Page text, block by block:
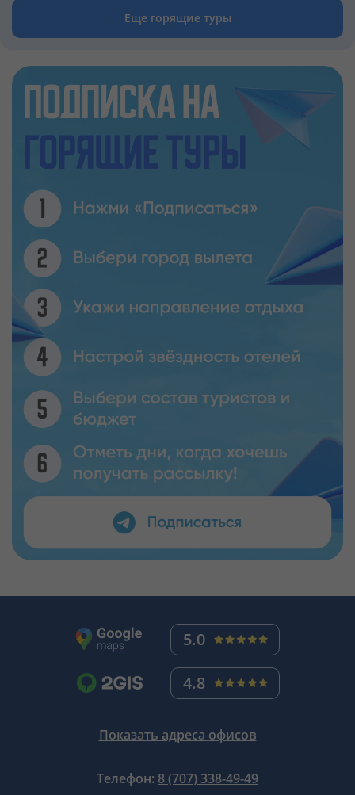
Еще горящие туры
5.0
4.8
Показать адреса офисов
Телефон: 8 (707) 338-49-49